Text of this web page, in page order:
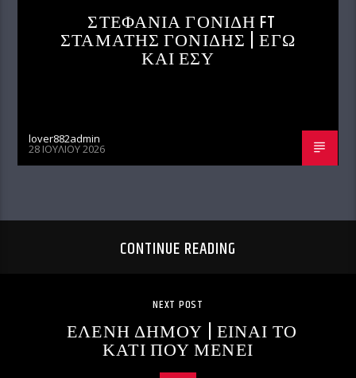
ΣΤΕΦΑΝΙΑ ΓΟΝΙΔΗ FT
ΣΤΑΜΑΤΗΣ ΓΟΝΙΔΗΣ | ΕΓΩ
ΚΑΙ ΕΣΥ
lover882admin
28 ΙΟΥΛΊΟΥ 2026
CONTINUE READING
NEXT POST
ΕΛΕΝΗ ΔΗΜΟΥ | ΕΙΝΑΙ ΤΟ
ΚΑΤΙ ΠΟΥ ΜΕΝΕΙ